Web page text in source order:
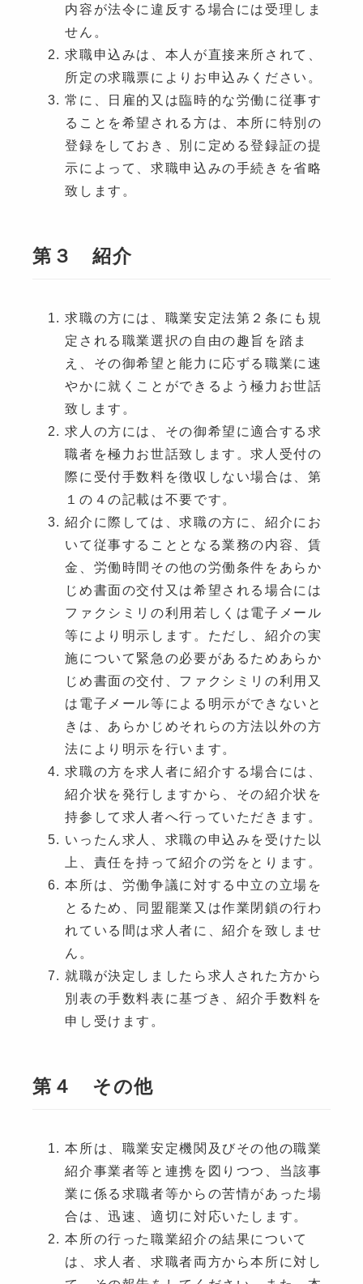
内容が法令に違反する場合には受理しま
せん。
求職申込みは、本人が直接来所されて、
所定の求職票によりお申込みください。
常に、日雇的又は臨時的な労働に従事す
ることを希望される方は、本所に特別の
登録をしておき、別に定める登録証の提
示によって、求職申込みの手続きを省略
致します。
第３ 紹介
求職の方には、職業安定法第２条にも規
定される職業選択の自由の趣旨を踏ま
え、その御希望と能力に応ずる職業に速
やかに就くことができるよう極力お世話
致します。
求人の方には、その御希望に適合する求
職者を極力お世話致します。求人受付の
際に受付手数料を徴収しない場合は、第
１の４の記載は不要です。
紹介に際しては、求職の方に、紹介にお
いて従事することとなる業務の内容、賃
金、労働時間その他の労働条件をあらか
じめ書面の交付又は希望される場合には
ファクシミリの利用若しくは電子メール
等により明示します。ただし、紹介の実
施について緊急の必要があるためあらか
じめ書面の交付、ファクシミリの利用又
は電子メール等による明示ができないと
きは、あらかじめそれらの方法以外の方
法により明示を行います。
求職の方を求人者に紹介する場合には、
紹介状を発行しますから、その紹介状を
持参して求人者へ行っていただきます。
いったん求人、求職の申込みを受けた以
上、責任を持って紹介の労をとります。
本所は、労働争議に対する中立の立場を
とるため、同盟罷業又は作業閉鎖の行わ
れている間は求人者に、紹介を致しませ
ん。
就職が決定しましたら求人された方から
別表の手数料表に基づき、紹介手数料を
申し受けます。
第４ その他
本所は、職業安定機関及びその他の職業
紹介事業者等と連携を図りつつ、当該事
業に係る求職者等からの苦情があった場
合は、迅速、適切に対応いたします。
本所の行った職業紹介の結果について
は、求人者、求職者両方から本所に対し